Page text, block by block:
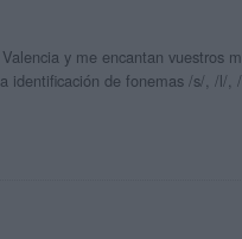
y me encantan vuestros
identificación de fonemas /s/, /l/,